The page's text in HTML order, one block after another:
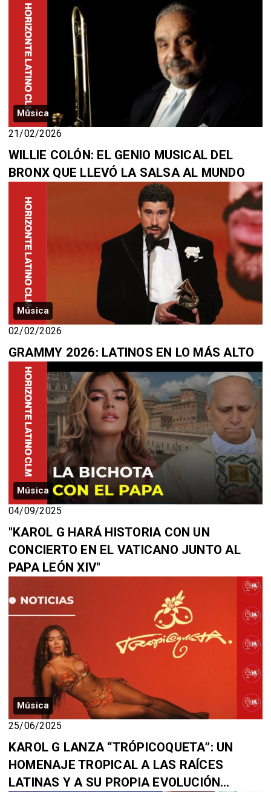
Música
21/02/2026
WILLIE COLÓN: EL GENIO MUSICAL DEL
BRONX QUE LLEVÓ LA SALSA AL MUNDO
Música
02/02/2026
GRAMMY 2026: LATINOS EN LO MÁS ALTO
Música
04/09/2025
"KAROL G HARÁ HISTORIA CON UN
CONCIERTO EN EL VATICANO JUNTO AL
PAPA LEÓN XIV"
Música
25/06/2025
KAROL G LANZA “TRÓPICOQUETA”: UN
HOMENAJE TROPICAL A LAS RAÍCES
LATINAS Y A SU PROPIA EVOLUCIÓN